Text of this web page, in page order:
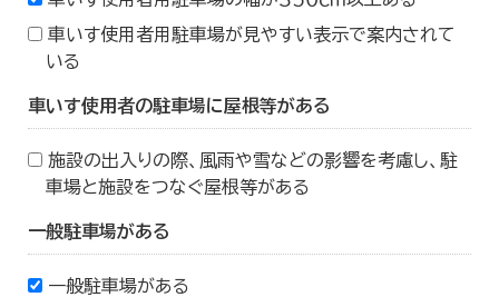
車いす使用者用駐車場が見やすい表示で案内されて
いる
車いす使用者の駐車場に屋根等がある
施設の出入りの際、風雨や雪などの影響を考慮し、駐
車場と施設をつなぐ屋根等がある
一般駐車場がある
一般駐車場がある